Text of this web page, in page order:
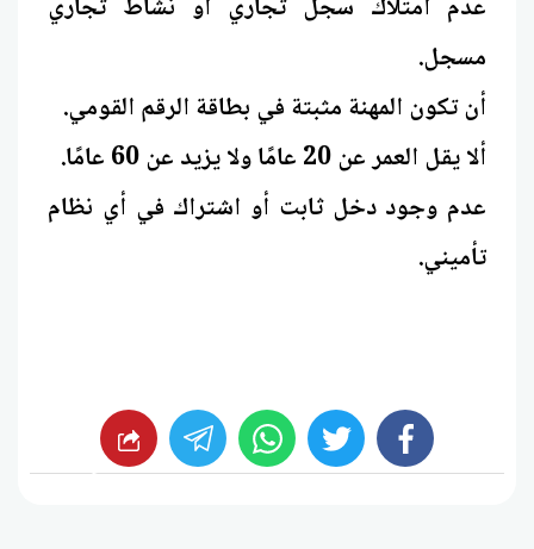
عدم امتلاك سجل تجاري أو نشاط تجاري
مسجل.
أن تكون المهنة مثبتة في بطاقة الرقم القومي.
ألا يقل العمر عن 20 عامًا ولا يزيد عن 60 عامًا.
عدم وجود دخل ثابت أو اشتراك في أي نظام
تأميني.
facebook
twitter
whats شارك